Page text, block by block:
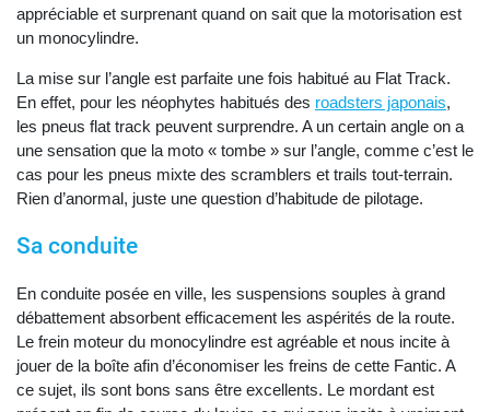
appréciable et surprenant quand on sait que la motorisation est
un monocylindre.
La mise sur l’angle est parfaite une fois habitué au Flat Track.
En effet, pour les néophytes habitués des roadsters japonais,
les pneus flat track peuvent surprendre. A un certain angle on a
une sensation que la moto « tombe » sur l’angle, comme c’est le
cas pour les pneus mixte des scramblers et trails tout-terrain.
Rien d’anormal, juste une question d’habitude de pilotage.
Sa conduite
En conduite posée en ville, les suspensions souples à grand
débattement absorbent efficacement les aspérités de la route.
Le frein moteur du monocylindre est agréable et nous incite à
jouer de la boîte afin d’économiser les freins de cette Fantic. A
ce sujet, ils sont bons sans être excellents. Le mordant est